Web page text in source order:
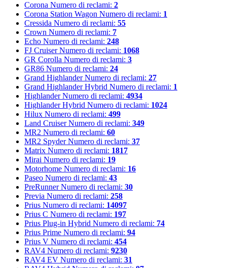
Corona Numero di reclami: 2
Corona Station Wagon Numero di reclami: 1
Cressida Numero di reclami: 55
Crown Numero di reclami: 7
Echo Numero di reclami: 248
FJ Cruiser Numero di reclami: 1068
GR Corolla Numero di reclami: 3
GR86 Numero di reclami: 24
Grand Highlander Numero di reclami: 27
Grand Highlander Hybrid Numero di reclami: 1
Highlander Numero di reclami: 4934
Highlander Hybrid Numero di reclami: 1024
Hilux Numero di reclami: 499
Land Cruiser Numero di reclami: 349
MR2 Numero di reclami: 60
MR2 Spyder Numero di reclami: 37
Matrix Numero di reclami: 1817
Mirai Numero di reclami: 19
Motorhome Numero di reclami: 16
Paseo Numero di reclami: 43
PreRunner Numero di reclami: 30
Previa Numero di reclami: 258
Prius Numero di reclami: 14097
Prius C Numero di reclami: 197
Prius Plug-in Hybrid Numero di reclami: 74
Prius Prime Numero di reclami: 94
Prius V Numero di reclami: 454
RAV4 Numero di reclami: 9230
RAV4 EV Numero di reclami: 31